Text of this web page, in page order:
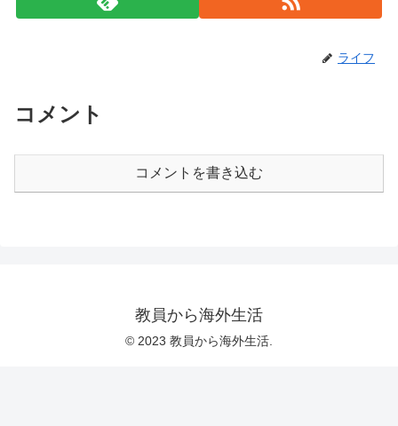
ライフ
コメント
コメントを書き込む
教員から海外生活
© 2023 教員から海外生活.